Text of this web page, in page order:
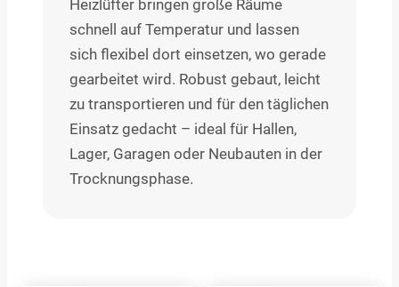
Heizlüfter bringen große Räume
schnell auf Temperatur und lassen
sich flexibel dort einsetzen, wo gerade
gearbeitet wird. Robust gebaut, leicht
zu transportieren und für den täglichen
Einsatz gedacht – ideal für Hallen,
Lager, Garagen oder Neubauten in der
Trocknungsphase.